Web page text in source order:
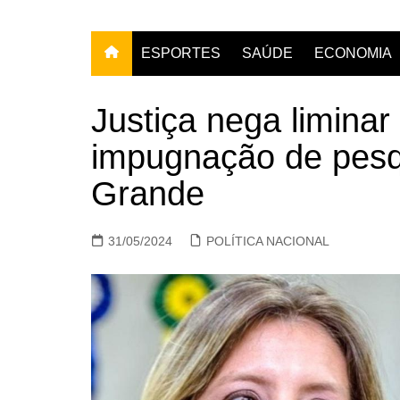
ESPORTES SAÚDE ECONOMIA
Justiça nega
impugnação de
Grande
31/05/2024 POLÍTICA NACIONAL